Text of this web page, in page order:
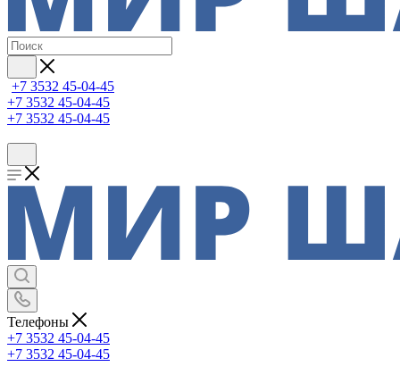
+7 3532 45-04-45
+7 3532 45-04-45
+7 3532 45-04-45
Телефоны
+7 3532 45-04-45
+7 3532 45-04-45